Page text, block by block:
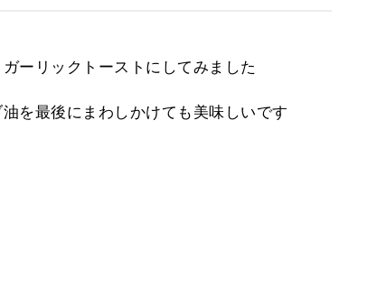
ーリックトーストにしてみました
を最後にまわしかけても美味しいです